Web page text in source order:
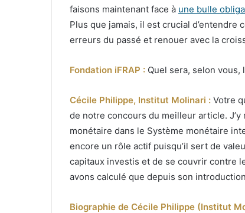
faisons maintenant face à une bulle
Plus que jamais, il est crucial d’entendre
erreurs du passé et renouer avec la
Fondation iFRAP : Quel sera, selon vous,
Cécile Philippe, Institut Molinari : Votre
de notre concours du meilleur article. J’y
monétaire dans le Système monétaire
encore un rôle actif puisqu’il sert de
capitaux investis et de se couvrir contre
avons calculé que depuis son
Biographie de Cécile Philippe (Institut